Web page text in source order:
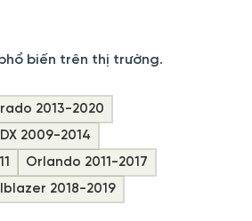
biến trên thị trường.
2013-2020
2009-2014
Orlando 2011-2017
2018-2019